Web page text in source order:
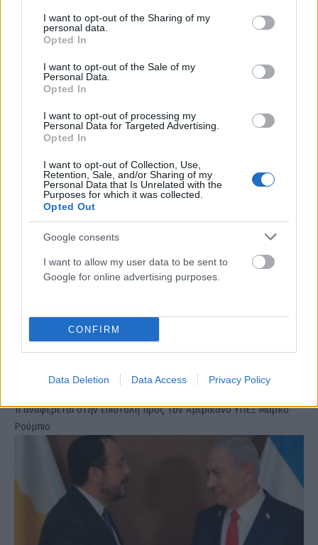
not limited to your visit or usage behaviour. You may click to
grant or deny consent to Google and its third-party tags to
use your data for below specified purposes in below Google
consent section.
I want to opt-out of the Sharing of my
personal data.
Opted In
I want to opt-out of the Sale of my
Personal Data.
Opted In
I want to opt-out of processing my
Personal Data for Targeted Advertising.
Opted In
I want to opt-out of Collection, Use,
Retention, Sale, and/or Sharing of my
Personal Data that Is Unrelated with the
Purposes for which it was collected.
Opted Out
Google consents
I want to allow my user data to be sent to
Google for online advertising purposes.
CONFIRM
Data Deletion Data Access Privacy Policy
Γιώργος Γεραπετρίτης στο CNN: Η Ελλάδα πιστεύει
ΑΝΑΡΤΗΘΗΚΕ ΑΠΟGMYLONAS
ελευθερίας της ναυσιπλοΐας»
Ελλάδα, Κύπρος, Ισραήλ στέλνουν προσκλητήριο
ΑΝΑΡΤΗΘΗΚΕ ΑΠΟΓΕΩΡΓΊΑ ΝΤΟΎΝΗ 17 ΜΑΪ́ΟΥ 2025
Τι αναφέρεται στην επιστολή προς τον Αμερικανό ΥΠΕΞ Μάρκο
Ρούμπιο